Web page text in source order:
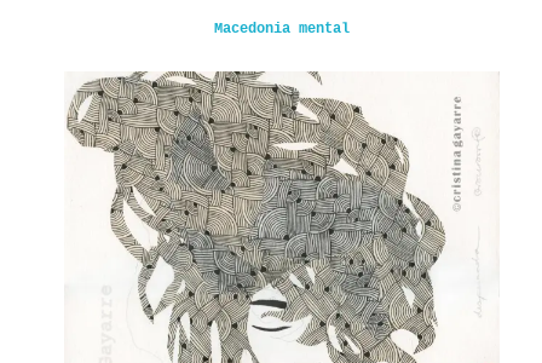
Macedonia mental